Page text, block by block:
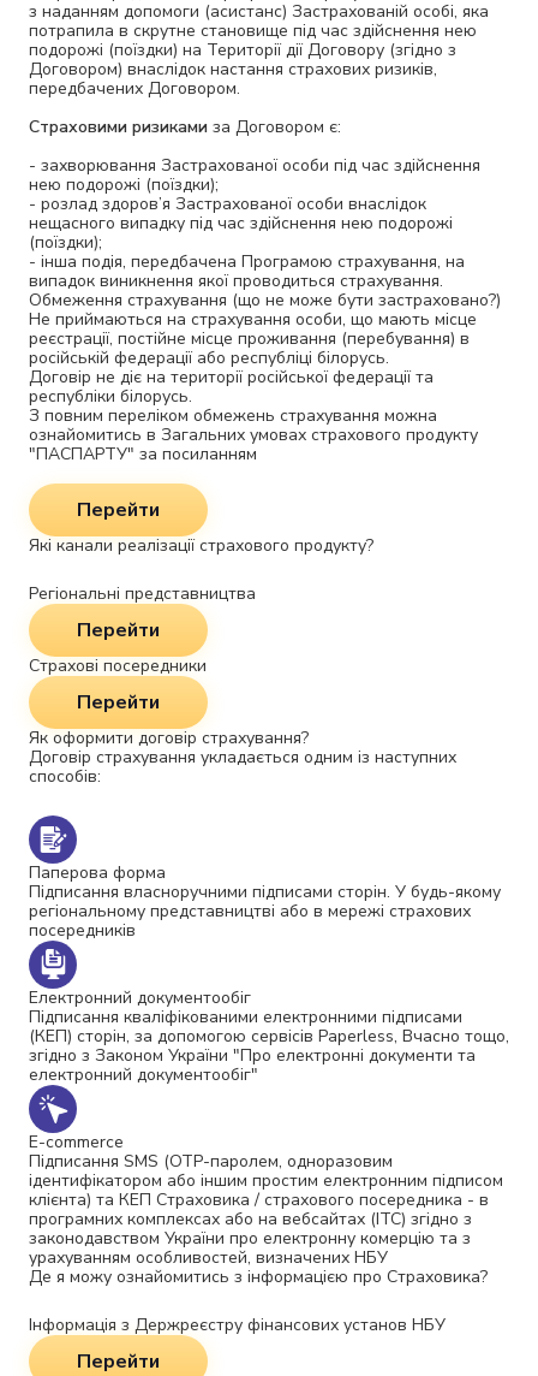
з наданням допомоги (асистанс) Застрахованій особі, яка
потрапила в скрутне становище під час здійснення нею
подорожі (поїздки) на Території дії Договору (згідно з
Договором) внаслідок настання страхових ризиків,
передбачених Договором.
Страховими ризиками за Договором є:
- захворювання Застрахованої особи під час здійснення
нею подорожі (поїздки);
- розлад здоров’я Застрахованої особи внаслідок
нещасного випадку під час здійснення нею подорожі
(поїздки);
- інша подія, передбачена Програмою страхування, на
випадок виникнення якої проводиться страхування.
Обмеження страхування (що не може бути застраховано?)
Не приймаються на страхування особи, що мають місце
реєстрації, постійне місце проживання (перебування) в
російській федерації або республіці білорусь.
Договір не діє на території російської федерації та
республіки білорусь.
З повним переліком обмежень страхування можна
ознайомитись в Загальних умовах страхового продукту
"ПАСПАРТУ" за посиланням
Перейти
Які канали реалізації страхового продукту?
Регіональні представництва
Перейти
Страхові посередники
Перейти
Як оформити договір страхування?
Договір страхування укладається одним із наступних
способів:
Паперова форма
Підписання власноручними підписами сторін. У будь-якому
регіональному представництві або в мережі страхових
посередників
Електронний документообіг
Підписання кваліфікованими електронними підписами
(КЕП) сторін, за допомогою сервісів Paperless, Вчасно тощо,
згідно з Законом України "Про електронні документи та
електронний документообіг"
Е-commerce
Підписання SMS (OTP-паролем, одноразовим
ідентифікатором або іншим простим електронним підписом
клієнта) та КЕП Страховика / страхового посередника - в
програмних комплексах або на вебсайтах (ІТС) згідно з
законодавством України про електронну комерцію та з
урахуванням особливостей, визначених НБУ
Де я можу ознайомитись з інформацією про Страховика?
Інформація з Держреєстру фінансових установ НБУ
Перейти